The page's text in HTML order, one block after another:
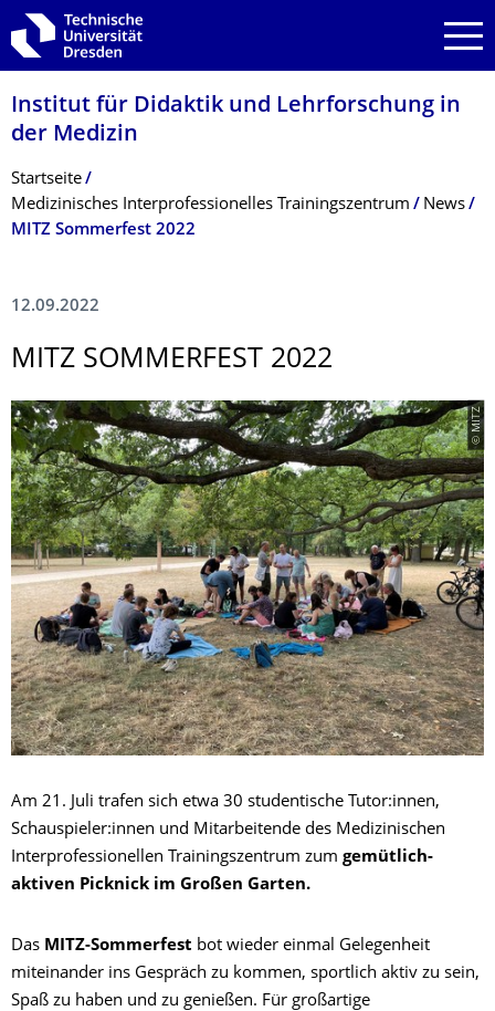
Zur Hauptnavigation springen
Zur Suche springen
Zum Inhalt springen
Institut für Didaktik und Lehrforschung in
der Medizin
Breadcrumb-Menü
Startseite
Medizinisches Interprofessionelles Trainingszentrum
News
MITZ Sommerfest 2022
12.09.2022
MITZ SOMMERFEST 2022
© MITZ
Am 21. Juli trafen sich etwa 30 studentische Tutor:innen,
Schauspieler:innen und Mitarbeitende des Medizinischen
Interprofessionellen Trainingszentrum zum gemütlich-
aktiven Picknick im Großen Garten.
Das MITZ-Sommerfest bot wieder einmal Gelegenheit
miteinander ins Gespräch zu kommen, sportlich aktiv zu sein,
Spaß zu haben und zu genießen. Für großartige